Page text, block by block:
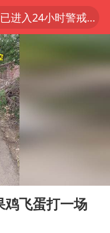
台风白海豚已进入24小时警戒线
“电影+”如何激发千亿级消费新活力？
张毅恭被查
秘鲁和墨西哥宣布恢复外交关系
年飙车炸街
提升气血
上海：台风白海豚或将带来龙卷风
鸡飞蛋打一场